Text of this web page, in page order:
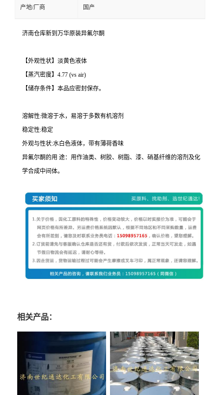
产地/厂商 国产
济南仓库新到万华原装异氟尔酮
【外观性状】淡黄色液体
【蒸汽密度】4.77 (vs air)
【储存条件】本品应密封保存。
溶解性:微溶于水，易溶于多数有机溶剂
稳定性:稳定
外观与性状:水白色液体，带有薄荷香味
异氟尔酮的用 途：用作油类、树胶、树脂、漆、硝基纤维的溶剂及化
学合成中间体。
相关产品：